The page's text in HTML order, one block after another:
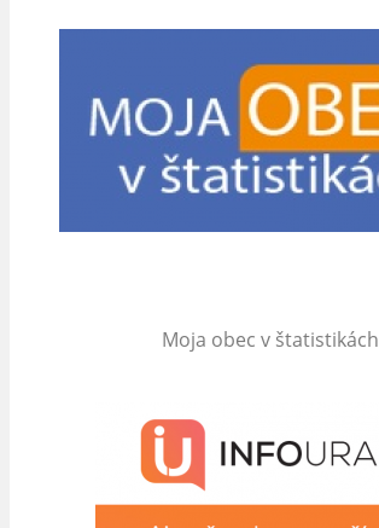
Moja obec v štatistikách